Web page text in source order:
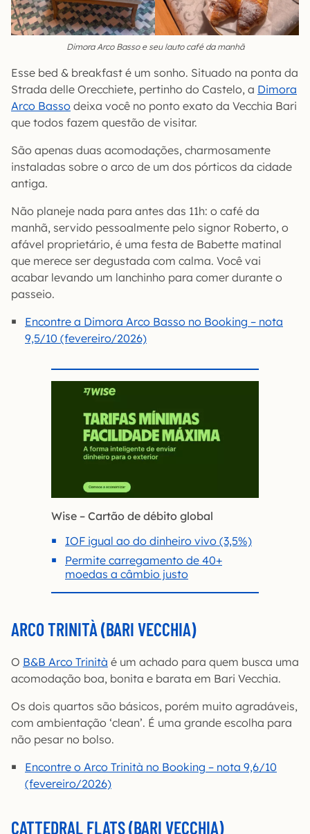
Dimora Arco Basso e seu lauto café da manhã
Esse bed & breakfast é um sonho. Situado na ponta da
Strada delle Orecchiete, pertinho do Castelo, a Dimora
Arco Basso deixa você no ponto exato da Vecchia Bari
que todos fazem questão de visitar.
São apenas duas acomodações, charmosamente
instaladas sobre o arco de um dos pórticos da cidade
antiga.
Não planeje nada para antes das 11h: o café da
manhã, servido pessoalmente pelo signor Roberto, o
afável proprietário, é uma festa de Babette matinal
que merece ser degustada com calma. Você vai
acabar levando um lanchinho para comer durante o
passeio.
Encontre a Dimora Arco Basso no Booking – nota
9,5/10 (fevereiro/2026)
Wise – Cartão de débito global
IOF igual ao do dinheiro vivo (3,5%)
Permite carregamento de 40+
moedas a câmbio justo
ARCO TRINITÀ (BARI VECCHIA)
O B&B Arco Trinità é um achado para quem busca uma
acomodação boa, bonita e barata em Bari Vecchia.
Os dois quartos são básicos, porém muito agradáveis,
com ambientação ‘clean’. É uma grande escolha para
não pesar no bolso.
Encontre o Arco Trinità no Booking – nota 9,6/10
(fevereiro/2026)
CATTEDRAL FLATS (BARI VECCHIA)